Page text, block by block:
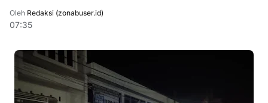
Oleh Redaksi (zonabuser.id)
07:35